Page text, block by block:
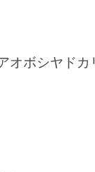
オボシヤドカ